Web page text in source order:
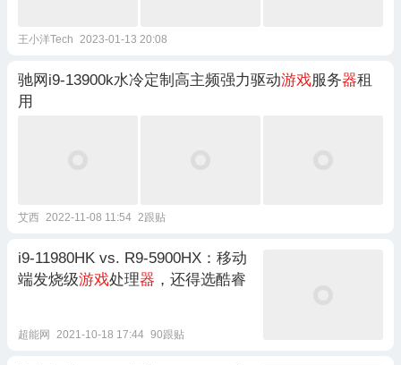
王小洋Tech 2023-01-13 20:08
驰网i9-13900k水冷定制高主频强力驱动游戏服务器租
用
艾西 2022-11-08 11:54 2跟贴
i9-11980HK vs. R9-5900HX：移动
端发烧级游戏处理器 ，还得选酷睿
超能网 2021-10-18 17:44 90跟贴